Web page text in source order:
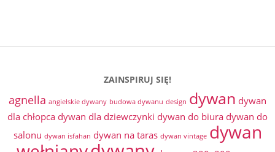
ZAINSPIRUJ SIĘ!
agnella angielskie dywany budowa dywanu design dywan dywan
dla chłopca dywan dla dziewczynki dywan do biura dywan do
salonu dywan isfahan dywan na taras dywan vintage dywan